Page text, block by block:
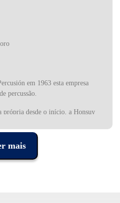
em 1963 esta empresa
percussão.
própria desde o início, a Honsuy
da empresa contém uma vasta
os sofisticados tambores de
orquestra, até aos instrumentos
Orff. Esta variedade de
mais